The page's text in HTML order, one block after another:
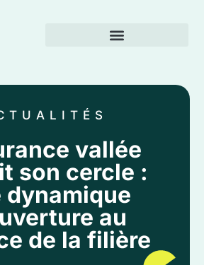
vallée
son cercle :
dynamique
au
de la filière